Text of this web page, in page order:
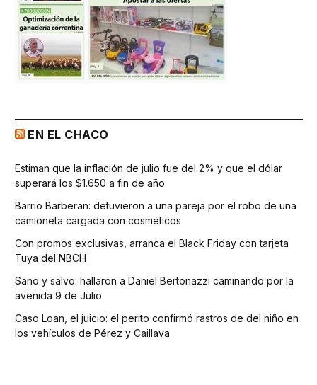
EN EL CHACO
Estiman que la inflación de julio fue del 2% y que el dólar
superará los $1.650 a fin de año
Barrio Barberan: detuvieron a una pareja por el robo de una
camioneta cargada con cosméticos
Con promos exclusivas, arranca el Black Friday con tarjeta
Tuya del NBCH
Sano y salvo: hallaron a Daniel Bertonazzi caminando por la
avenida 9 de Julio
Caso Loan, el juicio: el perito confirmó rastros de del niño en
los vehículos de Pérez y Caillava